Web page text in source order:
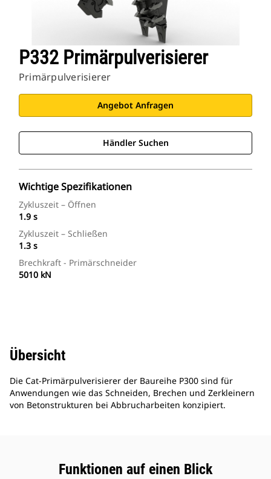
P332 Primärpulverisierer
Primärpulverisierer
Angebot Anfragen
Händler Suchen
Wichtige Spezifikationen
Zykluszeit – Öffnen
1.9 s
Zykluszeit – Schließen
1.3 s
Brechkraft - Primärschneider
5010 kN
Übersicht
Die Cat-Primärpulverisierer der Baureihe P300 sind für
Anwendungen wie das Schneiden, Brechen und Zerkleinern
von Betonstrukturen bei Abbrucharbeiten konzipiert.
Funktionen auf einen Blick